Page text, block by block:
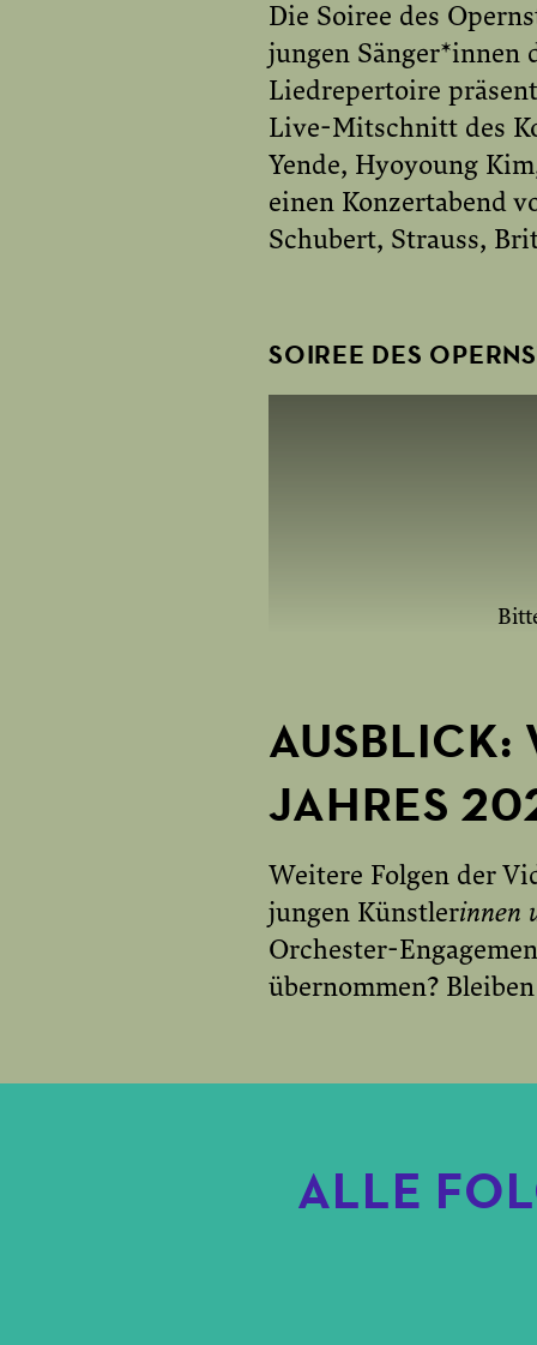
YOUTUBE
Die Soiree des
jungen Sänger*innen
Liedrepertoire
Live-Mitschnitt des
Yende, Hyoyoung
einen Konzertabend
Schubert, Strauss,
SOIREE DES
AUSBLICK:
JAHRES
Weitere Folgen der
jungen Künstlerinnen
Orchester-
übernommen?
ALLE